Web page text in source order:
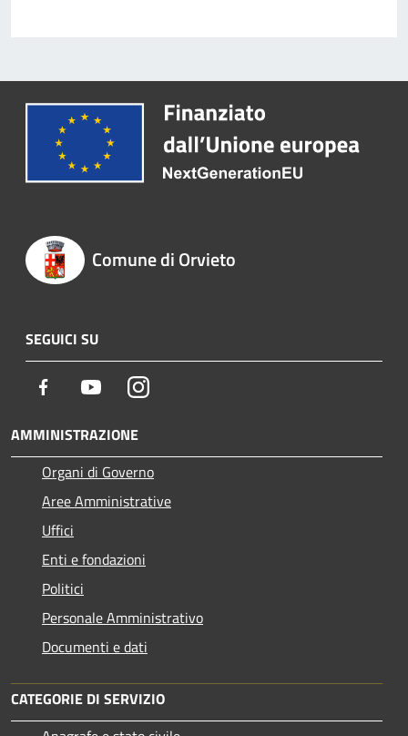
Comune di Orvieto
SEGUICI SU
Facebook YoutubeInstagram
AMMINISTRAZIONE
Organi di Governo
Aree Amministrative
Uffici
Enti e fondazioni
Politici
Personale Amministrativo
Documenti e dati
CATEGORIE DI SERVIZIO